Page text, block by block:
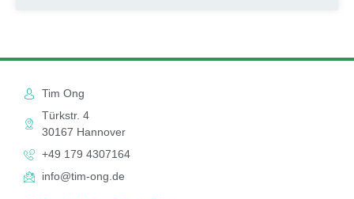
Tim Ong
Türkstr. 4
30167 Hannover
+49 179 4307164
info@tim-ong.de